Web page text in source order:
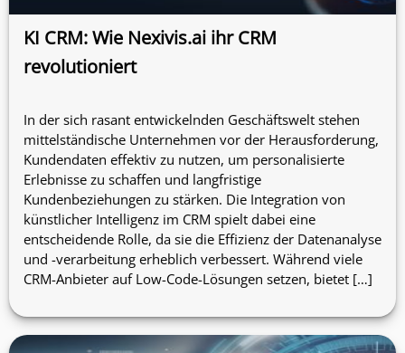
KI CRM: Wie Nexivis.ai ihr CRM
revolutioniert
In der sich rasant entwickelnden Geschäftswelt stehen
mittelständische Unternehmen vor der Herausforderung,
Kundendaten effektiv zu nutzen, um personalisierte
Erlebnisse zu schaffen und langfristige
Kundenbeziehungen zu stärken. Die Integration von
künstlicher Intelligenz im CRM spielt dabei eine
entscheidende Rolle, da sie die Effizienz der Datenanalyse
und -verarbeitung erheblich verbessert. Während viele
CRM-Anbieter auf Low-Code-Lösungen setzen, bietet […]